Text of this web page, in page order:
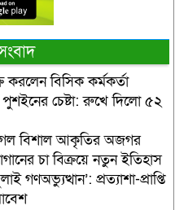
করলেন বিসিক কর্মকর্তা
পুশইনের চেষ্টা: রুখে দিলো ৫২
বিশাল আকৃতির অজগর
চা বিক্রয়ে নতুন ইতিহাস
গণঅভ্যুত্থান’: প্রত্যাশা-প্রাপ্তি